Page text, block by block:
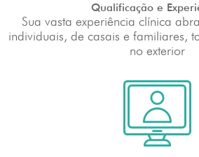
Qualificação e
Sua vasta experiência clínica
individuais, de casais e familiares,
no exterior